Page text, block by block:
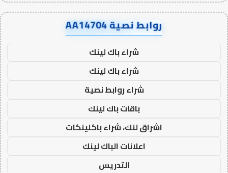
روابط نصية AA14704
شراء باك لينك
شراء باك لينك
شراء روابط نصية
باقات باك لينك
اشراق لنك، شراء باكلينكات
اعلانات الباك لينك
التدريس